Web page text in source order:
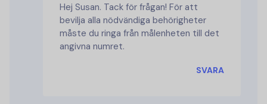
Hej Susan. Tack för frågan! För att
bevilja alla nödvändiga behörigheter
måste du ringa från målenheten till det
angivna numret.
SVARA